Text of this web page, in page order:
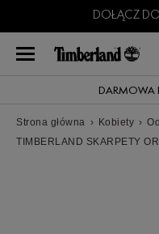
DOŁĄCZ
DARMOWA
Strona główna › Kobiety ›
TIMBERLAND SKARPETY